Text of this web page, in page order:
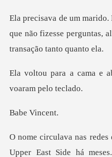
que não fizesse perguntas,
Vin